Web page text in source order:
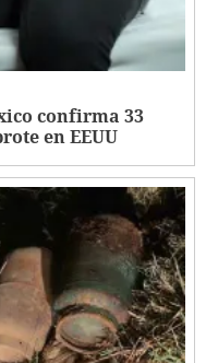
confirma 33
en EEUU